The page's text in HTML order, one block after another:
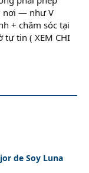
nơi — như V
+ chăm sóc tại
tự tin ( XEM CHI
de Soy Luna